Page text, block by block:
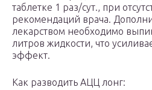
таблетке 1 раз/сут., при
рекомендаций врача.
лекарством необходимо
литров жидкости, что
эффект.
Как разводить АЦЦ лонг: